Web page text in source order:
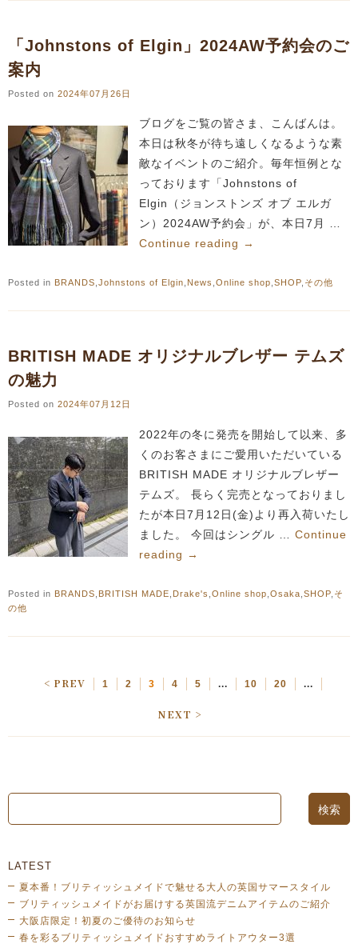
「Johnstons of Elgin」2024AW予約会のご
案内
Posted on 2024年07月26日
ブログをご覧の皆さま、こんばんは。
本日は秋冬が待ち遠しくなるような素
敵なイベントのご紹介。毎年恒例とな
っております「Johnstons of
Elgin（ジョンストンズ オブ エルガ
ン）2024AW予約会」が、本日7月 …
Continue reading →
Posted in BRANDS Johnstons of Elgin News Online shop SHOP その他
BRITISH MADE オリジナルブレザー テムズ
の魅力
Posted on 2024年07月12日
2022年の冬に発売を開始して以来、多
くのお客さまにご愛用いただいている
BRITISH MADE オリジナルブレザー
テムズ。 長らく完売となっておりまし
たが本日7月12日(金)より再入荷いたし
ました。 今回はシングル … Continue
reading →
Posted in BRANDS BRITISH MADE Drake's Online shop Osaka SHOP そ
の他
< PREV 1 2 3 4 5 ... 10 20 ...
NEXT >
LATEST
夏本番！ブリティッシュメイドで魅せる大人の英国サマースタイル
ブリティッシュメイドがお届けする英国流デニムアイテムのご紹介
大阪店限定！初夏のご優待のお知らせ
春を彩るブリティッシュメイドおすすめライトアウター3選